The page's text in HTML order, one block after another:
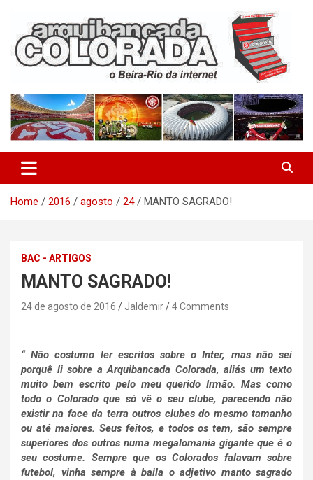
content
Arquibancada Colorada
Home 2016 agosto 24 MANTO SAGRADO!
BAC - ARTIGOS
MANTO SAGRADO!
24 de agosto de 2016 Jaldemir 4 Comments
“ Não costumo ler escritos sobre o Inter, mas não sei
porquê li sobre a Arquibancada Colorada, aliás um texto
muito bem escrito pelo meu querido Irmão. Mas como
todo o Colorado que só vê o seu clube, parecendo não
existir na face da terra outros clubes do mesmo tamanho
ou até maiores. Seus feitos, e todos os tem, são sempre
superiores dos outros numa megalomania gigante que é o
seu costume. Sempre que os Colorados falavam sobre
futebol, vinha sempre à baila o adjetivo manto sagrado